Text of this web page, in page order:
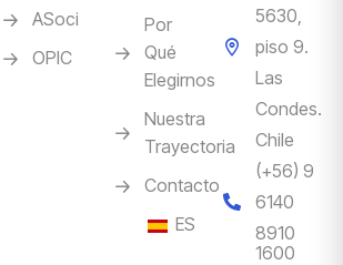
Por
Qué
Elegirnos
Nuestra
Trayectoria
Contacto
ES
ASoci
OPIC
5630,
piso 9.
Las
Condes.
Chile
(+56) 9
6140
8910
1600